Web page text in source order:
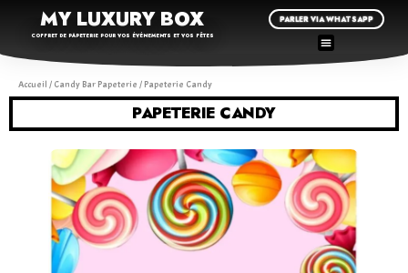
MY LUXURY BOX
COFFRET DE PAPETERIE POUR VOS ÉVÉNEMENTS ET VOS FÊTES
PARLER VIA WHATSAPP
Accueil / Candy Bar Papeterie / Papeterie Candy
PAPETERIE CANDY